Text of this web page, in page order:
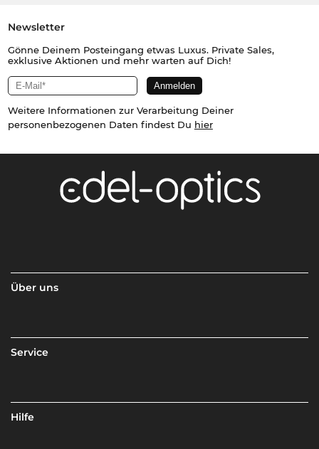
Newsletter
Gönne Deinem Posteingang etwas Luxus. Private Sales,
exklusive Aktionen und mehr warten auf Dich!
Weitere Informationen zur Verarbeitung Deiner
personenbezogenen Daten findest Du hier
Über uns
Service
Hilfe